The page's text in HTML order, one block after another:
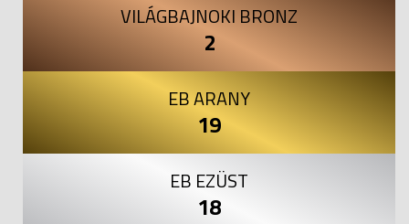
VILÁGBAJNOKI BRONZ
2
EB ARANY
19
EB EZÜST
18